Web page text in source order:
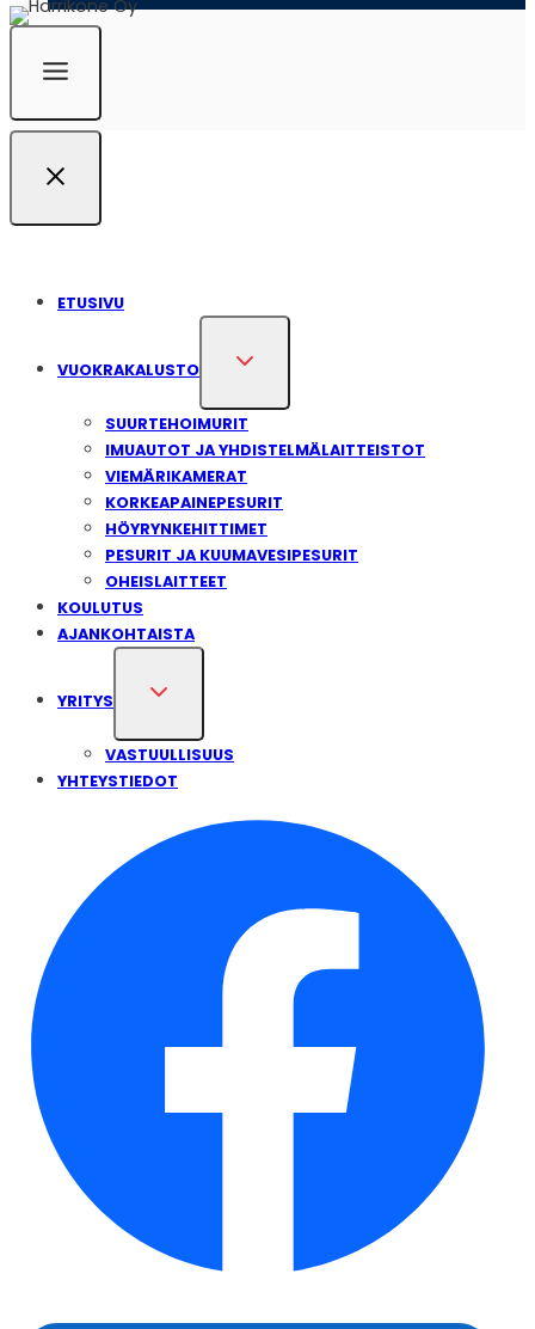
ETUSIVU
VUOKRAKALUSTO
SUUR­TE­HOI­MU­RIT
IMUAU­TOT JA YHDIS­TEL­MÄ­LAIT­TEIS­TOT
VIE­MÄ­RI­KA­ME­RAT
KOR­KEA­PAI­NE­PE­SU­RIT
HÖY­RYN­KE­HIT­TI­MET
PESU­RIT JA KUU­MA­VE­SI­PE­SU­RIT
OHEIS­LAIT­TEET
KOULUTUS
AJANKOHTAISTA
YRITYS
VASTUULLISUUS
YHTEYSTIEDOT